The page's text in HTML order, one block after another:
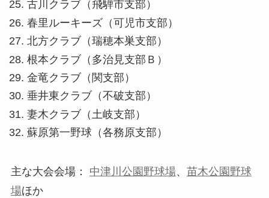
古川クラブ（飛騨市支部）
春里ルーキーズ（可児市支部）
北方クラブ（瑞穂本巣支部）
根本クラブ（多治見支部Ｂ）
金竜クラブ（関支部）
垂井東クラブ（不破支部）
妻木クラブ（土岐支部）
蘇原第一野球（各務原支部）
主な大会会場： 中津川公園野球場、 苗木公園野球
場ほか